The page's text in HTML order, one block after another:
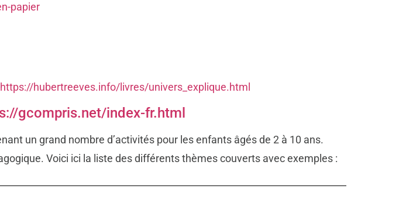
papier
https://hubertreeves.info/livres/univers_explique.html
gcompris.net/index-fr.html
un grand nombre d’activités pour les enfants âgés de 2 à 10 ans.
Voici ici la liste des différents thèmes couverts avec exemples :